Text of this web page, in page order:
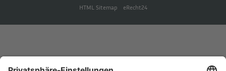
HTML Sitemap
eRecht24